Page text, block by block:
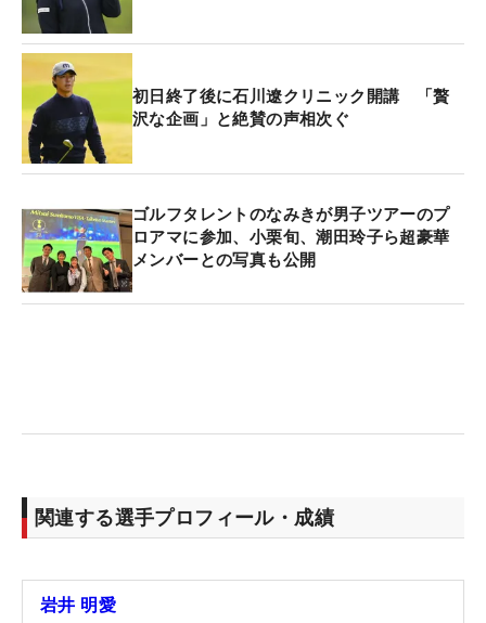
初日終了後に石川遼クリニック開講 「贅
沢な企画」と絶賛の声相次ぐ
ゴルフタレントのなみきが男子ツアーのプ
ロアマに参加、小栗旬、潮田玲子ら超豪華
メンバーとの写真も公開
関連する選手プロフィール・成績
岩井 明愛